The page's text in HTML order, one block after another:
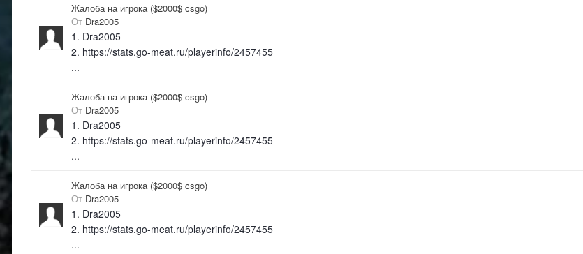
Жалоба на игрока ($2000$ csgo)
От Dra2005
1. Dra2005
2. https://stats.go-meat.ru/playerinfo/2457455
...
Жалоба на игрока ($2000$ csgo)
От Dra2005
1. Dra2005
2. https://stats.go-meat.ru/playerinfo/2457455
...
Жалоба на игрока ($2000$ csgo)
От Dra2005
1. Dra2005
2. https://stats.go-meat.ru/playerinfo/2457455
...